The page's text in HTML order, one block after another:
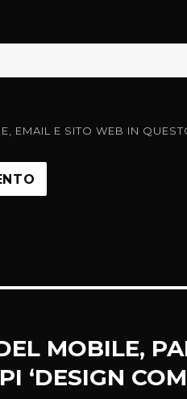
EMAIL E SITO WEB IN
MOBILE,
‘DESIGN